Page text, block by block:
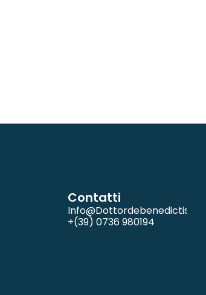
Contatti
Info@dottordebenedictis.it
+(39) 0736 980194